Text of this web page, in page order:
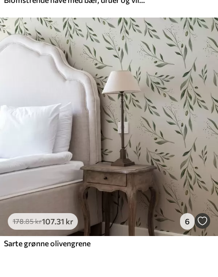
178.85kr107.31 kr 6
Sarte grønne olivengrene